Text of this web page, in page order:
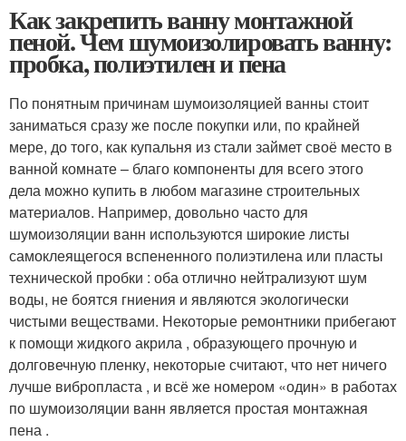
Как закрепить ванну монтажной
пеной. Чем шумоизолировать ванну:
пробка, полиэтилен и пена
По понятным причинам шумоизоляцией ванны стоит
заниматься сразу же после покупки или, по крайней
мере, до того, как купальня из стали займет своё место в
ванной комнате – благо компоненты для всего этого
дела можно купить в любом магазине строительных
материалов. Например, довольно часто для
шумоизоляции ванн используются широкие листы
самоклеящегося вспененного полиэтилена или пласты
технической пробки : оба отлично нейтрализуют шум
воды, не боятся гниения и являются экологически
чистыми веществами. Некоторые ремонтники прибегают
к помощи жидкого акрила , образующего прочную и
долговечную пленку, некоторые считают, что нет ничего
лучше вибропласта , и всё же номером «один» в работах
по шумоизоляции ванн является простая монтажная
пена .